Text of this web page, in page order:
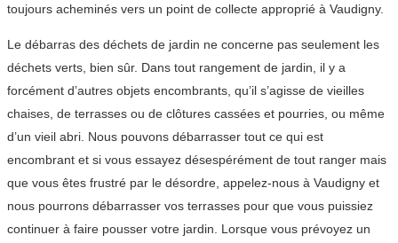
toujours acheminés vers un point de collecte approprié à Vaudigny.
Le débarras des déchets de jardin ne concerne pas seulement les
déchets verts, bien sûr. Dans tout rangement de jardin, il y a
forcément d’autres objets encombrants, qu’il s’agisse de vieilles
chaises, de terrasses ou de clôtures cassées et pourries, ou même
d’un vieil abri. Nous pouvons débarrasser tout ce qui est
encombrant et si vous essayez désespérément de tout ranger mais
que vous êtes frustré par le désordre, appelez-nous à Vaudigny et
nous pourrons débarrasser vos terrasses pour que vous puissiez
continuer à faire pousser votre jardin. Lorsque vous prévoyez un